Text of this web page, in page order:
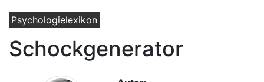
Psychologielexikon
Schockgenerator